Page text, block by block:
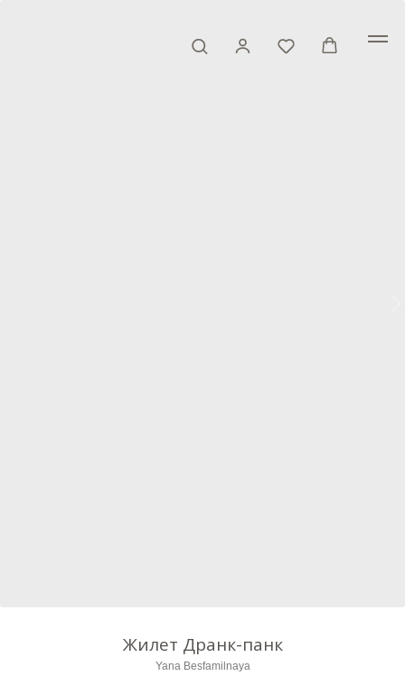
Жилет Дранк-панк
Yana Besfamilnaya